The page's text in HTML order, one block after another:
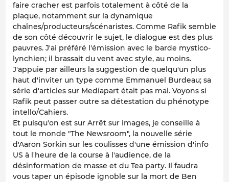
faire cracher est parfois totalement à côté de la
plaque, notamment sur la dynamique
chaînes/producteurs/scénaristes. Comme Rafik semble
de son côté découvrir le sujet, le dialogue est des plus
pauvres. J'ai préféré l'émission avec le barde mystico-
lynchien; il brassait du vent avec style, au moins.
J'appuie par ailleurs la suggestion de quelqu'un plus
haut d'inviter un type comme Emmanuel Burdeau; sa
série d'articles sur Mediapart était pas mal. Voyons si
Rafik peut passer outre sa détestation du phénotype
intello/Cahiers.
Et puisqu'on est sur Arrêt sur images, je conseille à
tout le monde "The Newsroom", la nouvelle série
d'Aaron Sorkin sur les coulisses d'une émission d'info
US à l'heure de la course à l'audience, de la
désinformation de masse et du Tea party. Il faudra
vous taper un épisode ignoble sur la mort de Ben